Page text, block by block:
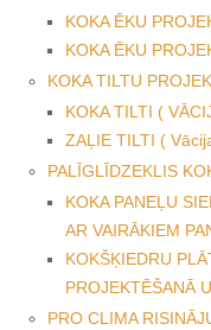
KOKA ĒKU
KOKA ĒKU
KOKA TILTU
KOKA TILTI (
ZAĻIE TILTI (
PALĪGLĪDZEKLIS
KOKA PANEĻU
AR VAIRĀKIEM
KOKŠĶIEDRU
PROJEKTĒŠANĀ
PRO CLIMA